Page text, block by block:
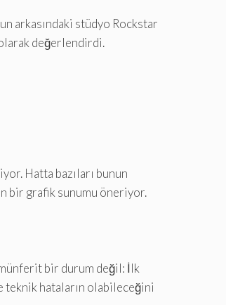
arkasındaki stüdyo Rockstar
değerlendirdi.
Hatta bazıları bunun
bir grafik sunumu öneriyor.
bir durum değil: İlk
teknik hataların olabileceğini